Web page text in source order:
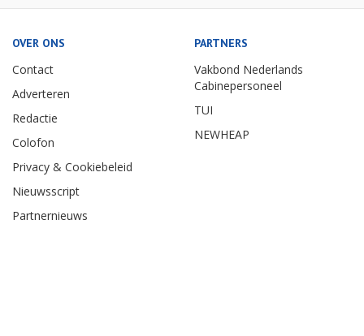
OVER ONS
Contact
Adverteren
Redactie
Colofon
Privacy & Cookiebeleid
Nieuwsscript
Partnernieuws
PARTNERS
Vakbond Nederlands
Cabinepersoneel
TUI
NEWHEAP